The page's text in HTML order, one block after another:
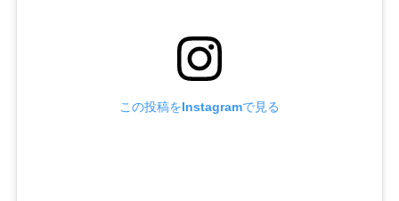
この投稿をInstagramで見る